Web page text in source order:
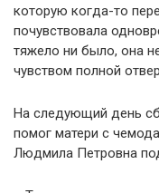
которую когда-то
почувствовала
тяжело ни было, она
чувством полной
На следующий день
помог матери с
Людмила Петровна